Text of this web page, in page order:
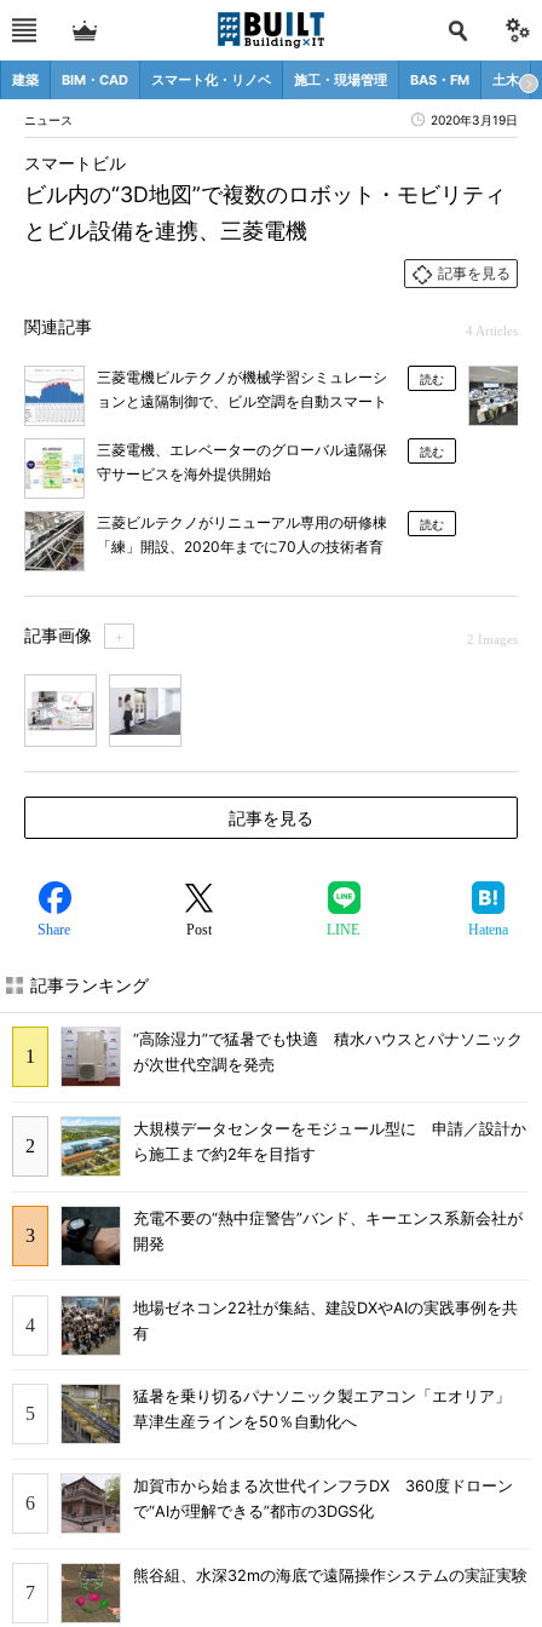
建築 BIM・CAD スマート化・リノベ 施工・現場管理 BAS・FM 土木
ニュース 2020年3月19日
ビル内の“3D地図”で複数のロボット・モビリティ
とビル設備を連携、三菱電機
スマートビル
記事を見る
関連記事 4 Articles
三菱電機ビルテクノが機械学習シミュレーシ
ョンと遠隔制御で、ビル空調を自動スマート
読む
三菱電機、エレベーターのグローバル遠隔保
守サービスを海外提供開始
読む
三菱ビルテクノがリニューアル専用の研修棟
「練」開設、2020年までに70人の技術者育
読む
記事画像 ＋ 2 Images
記事を見る
Share Post LINE Hatena
記事ランキング
“高除湿力”で猛暑でも快適 積水ハウスとパナソニック
が次世代空調を発売
大規模データセンターをモジュール型に 申請／設計か
ら施工まで約2年を目指す
充電不要の“熱中症警告”バンド、キーエンス系新会社が
開発
地場ゼネコン22社が集結、建設DXやAIの実践事例を共
有
猛暑を乗り切るパナソニック製エアコン「エオリア」
草津生産ラインを50％自動化へ
加賀市から始まる次世代インフラDX 360度ドローン
で“AIが理解できる”都市の3DGS化
熊谷組、水深32mの海底で遠隔操作システムの実証実験